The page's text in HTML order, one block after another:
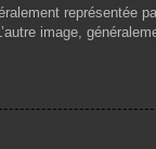
représentée
image,